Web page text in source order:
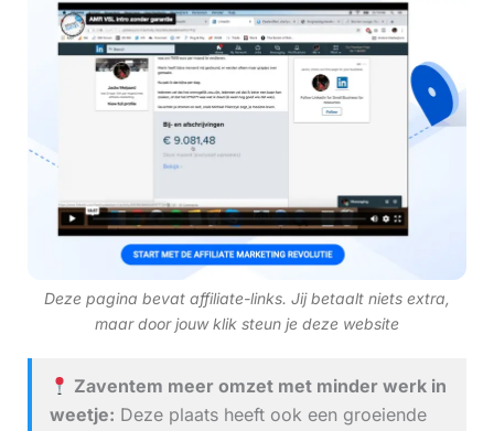
Deze pagina bevat affiliate-links. Jij betaalt niets extra,
maar door jouw klik steun je deze website
Zaventem meer omzet met minder werk in
weetje: Deze plaats heeft ook een groeiende